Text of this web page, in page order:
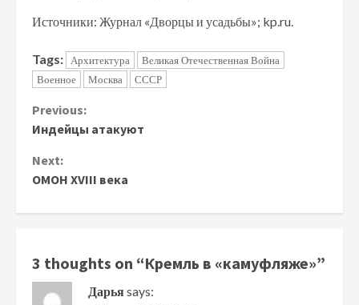
Источники: Журнал «Дворцы и усадьбы»; kp.ru.
Tags: Архитектура
Великая Отечественная Война
Военное
Москва СССР
Continue
Reading
Previous:
Индейцы атакуют
Next:
ОМОН XVIII века
3 thoughts on “Кремль в «камуфляже»”
Дарьяsays: